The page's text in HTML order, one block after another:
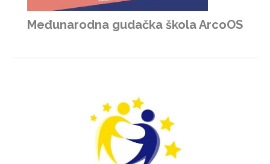
Međunarodna gudačka škola ArcoOS